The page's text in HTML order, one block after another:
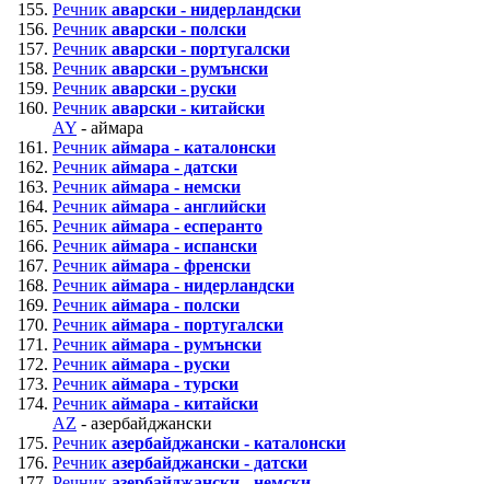
Речник аварски - нидерландски
Речник аварски - полски
Речник аварски - португалски
Речник аварски - румънски
Речник аварски - руски
Речник аварски - китайски
AY - аймара
Речник аймара - каталонски
Речник аймара - датски
Речник аймара - немски
Речник аймара - английски
Речник аймара - есперанто
Речник аймара - испански
Речник аймара - френски
Речник аймара - нидерландски
Речник аймара - полски
Речник аймара - португалски
Речник аймара - румънски
Речник аймара - руски
Речник аймара - турски
Речник аймара - китайски
AZ - азербайджански
Речник азербайджански - каталонски
Речник азербайджански - датски